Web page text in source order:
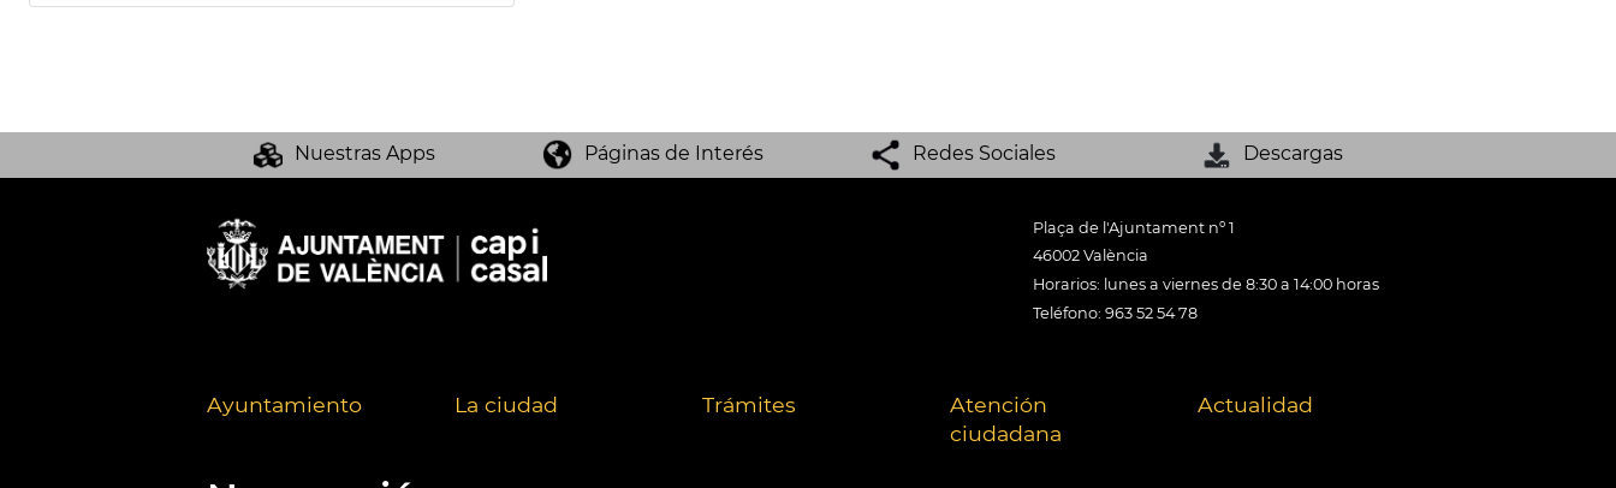
Nuestras Apps Páginas de Interés Redes Sociales Descargas
Plaça de l'Ajuntament nº 1
46002 València
Horarios: lunes a viernes de 8:30 a 14:00 horas
Teléfono: 963 52 54 78
Ayuntamiento La ciudad Trámites
Atención
ciudadana
Actualidad